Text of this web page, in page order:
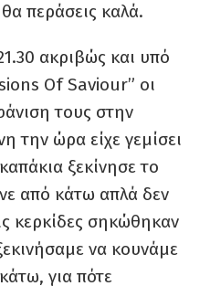
περάσεις καλά.
ακριβώς και υπό
Of Saviour” οι
τους στην
την ώρα είχε γεμίσει
ξεκίνησε το
από κάτω απλά δεν
κερκίδες σηκώθηκαν
να κουνάμε
για πότε